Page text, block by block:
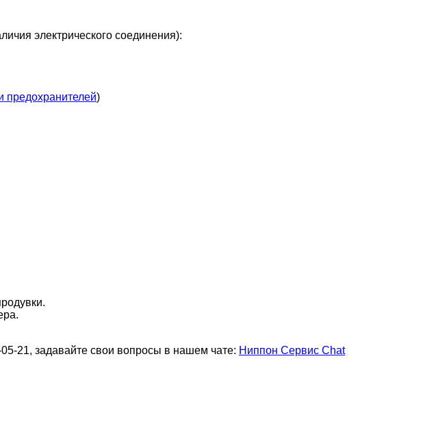
электрического соединения):
предохранителей)
21, задавайте свои вопросы в нашем чате: Ниппон Сервис Chat